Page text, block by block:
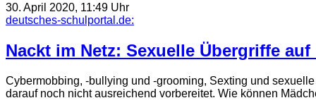
30. April 2020, 11:49 Uhr
deutsches-schulportal.de:
Nackt im Netz: Sexuelle Über­griffe
Cybermobbing, -bullying und -grooming, Sexting und
darauf noch nicht ausreichend vorbereitet. Wie können